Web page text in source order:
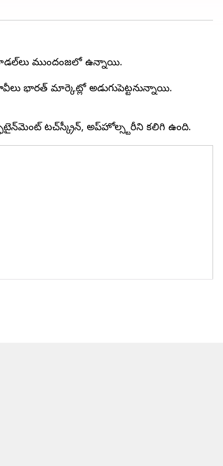
ముందంజలో ఉన్నాయి.
భారత్ మార్కెట్లో అడుగుపెట్టనున్నాయి.